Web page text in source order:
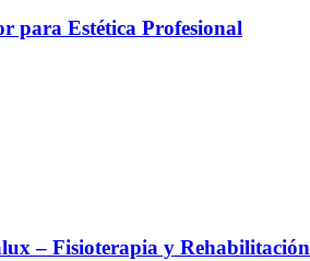
para Estética Profesional
– Fisioterapia y Rehabilitación